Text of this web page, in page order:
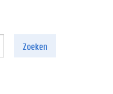
Zoeken